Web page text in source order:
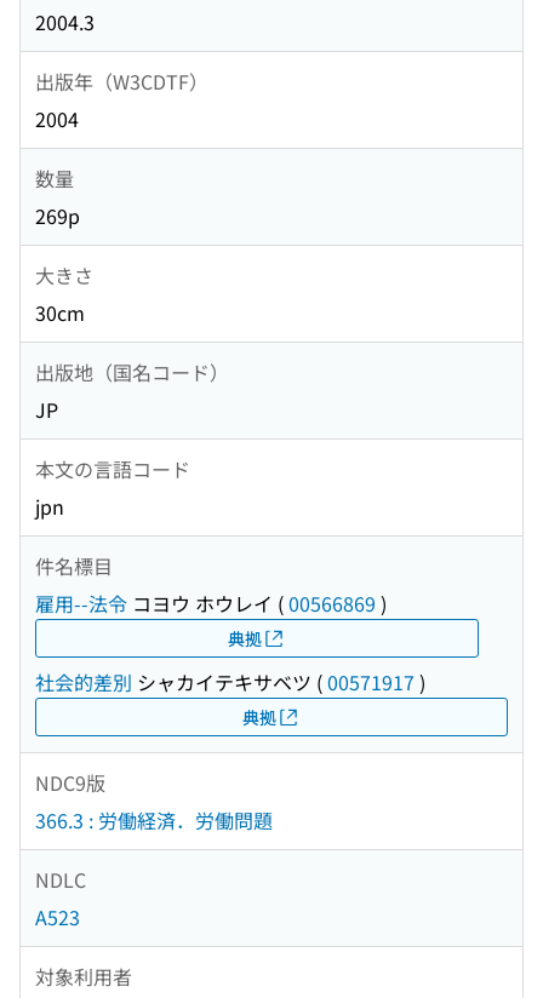
2004.3
出版年（W3CDTF）
2004
数量
269p
大きさ
30cm
出版地（国名コード）
JP
本文の言語コード
jpn
件名標目
雇用--法令 コヨウ ホウレイ (00566869 )
典拠
社会的差別 シャカイテキサベツ (00571917 )
典拠
NDC9版
366.3 : 労働経済．労働問題
NDLC
A523
対象利用者